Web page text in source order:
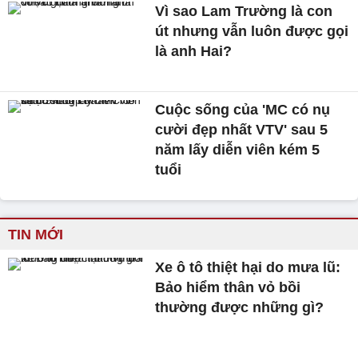
Vì sao Lam Trường là con
út nhưng vẫn luôn được gọi
là anh Hai?
Cuộc sống của 'MC có nụ
cười đẹp nhất VTV' sau 5
năm lấy diễn viên kém 5
tuổi
TIN MỚI
Xe ô tô thiệt hại do mưa lũ:
Bảo hiểm thân vỏ bồi
thường được những gì?